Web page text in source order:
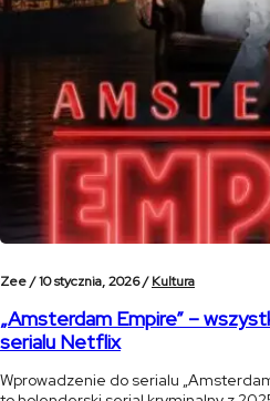
Zee /10 stycznia, 2026 /Kultura
„Amsterdam Empire” –
serialu Netflix
Wprowadzenie do serialu